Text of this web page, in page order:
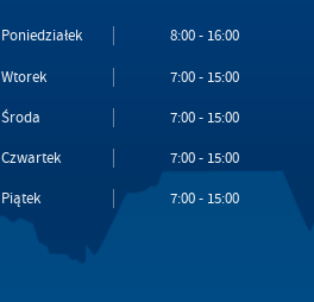
Poniedziałek 8:00 - 16:00
Wtorek 7:00 - 15:00
Środa 7:00 - 15:00
Czwartek 7:00 - 15:00
Piątek 7:00 - 15:00